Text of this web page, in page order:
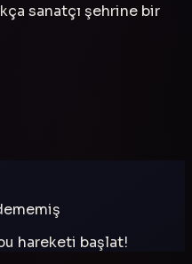
sanatçı şehrine bir
hareketi başlat!